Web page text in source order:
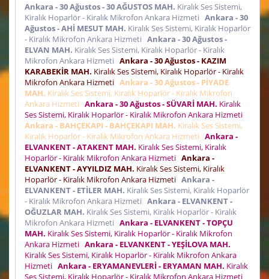
Ankara - 30 Ağustos - 30 AĞUSTOS MAH. Kiralık Ses Sistemi,
Kiralık Hoparlör - Kiralık Mikrofon Ankara Hizmeti Ankara - 30
Ağustos - AHİ MESUT MAH. Kiralık Ses Sistemi, Kiralık Hoparlör
- Kiralık Mikrofon Ankara Hizmeti Ankara - 30 Ağustos -
ELVAN MAH. Kiralık Ses Sistemi, Kiralık Hoparlör - Kiralık
Mikrofon Ankara Hizmeti Ankara - 30 Ağustos - KAZIM
KARABEKİR MAH. Kiralık Ses Sistemi, Kiralık Hoparlör - Kiralık
Mikrofon Ankara Hizmeti Ankara - 30 Ağustos - PİYADE
MAH. Kiralık Ses Sistemi, Kiralık Hoparlör - Kiralık Mikrofon
Ankara Hizmeti Ankara - 30 Ağustos - SÜVARİ MAH. Kiralık
Ses Sistemi, Kiralık Hoparlör - Kiralık Mikrofon Ankara Hizmeti
Ankara - BAHÇEKAPI - BAHÇEKAPI MAH. Kiralık Ses Sistemi,
Kiralık Hoparlör - Kiralık Mikrofon Ankara Hizmeti Ankara -
ELVANKENT - ATAKENT MAH. Kiralık Ses Sistemi, Kiralık
Hoparlör - Kiralık Mikrofon Ankara Hizmeti Ankara -
ELVANKENT - AYYILDIZ MAH. Kiralık Ses Sistemi, Kiralık
Hoparlör - Kiralık Mikrofon Ankara Hizmeti Ankara -
ELVANKENT - ETİLER MAH. Kiralık Ses Sistemi, Kiralık Hoparlör
- Kiralık Mikrofon Ankara Hizmeti Ankara - ELVANKENT -
OĞUZLAR MAH. Kiralık Ses Sistemi, Kiralık Hoparlör - Kiralık
Mikrofon Ankara Hizmeti Ankara - ELVANKENT - TOPÇU
MAH. Kiralık Ses Sistemi, Kiralık Hoparlör - Kiralık Mikrofon
Ankara Hizmeti Ankara - ELVANKENT - YEŞİLOVA MAH.
Kiralık Ses Sistemi, Kiralık Hoparlör - Kiralık Mikrofon Ankara
Hizmeti Ankara - ERYAMANEVLERİ - ERYAMAN MAH. Kiralık
Ses Sistemi, Kiralık Hoparlör - Kiralık Mikrofon Ankara Hizmeti